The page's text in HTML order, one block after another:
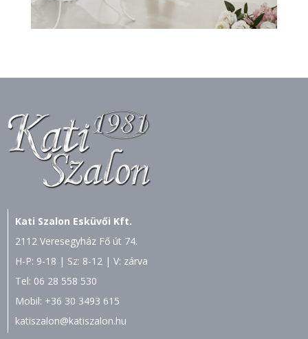
Kati Szalon Esküvői Kft.
2112 Veresegyház Fő út 74.
H-P: 9-18 | Sz: 8-12 | V: zárva
Tel: 06 28 558 530
Mobil: +36 30 3493 615
katiszalon@katiszalon.hu